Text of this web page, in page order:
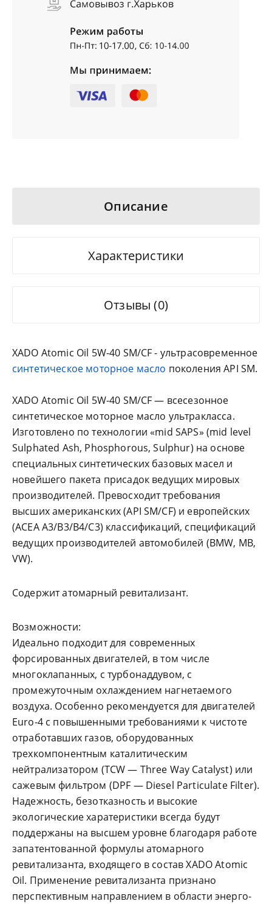
Описание
Характеристики
Отзывы (0)
XADO Atomic Oil 5W-40 SM/CF - ультрасовременное
синтетическое моторное масло поколения API SM.
XADO Atomic Oil 5W-40 SM/CF — всесезонное
синтетическое моторное масло ультракласса.
Изготовлено по технологии «mid SAPS» (mid level
Sulphated Ash, Phosphorous, Sulphur) на основе
специальных синтетических базовых масел и
новейшего пакета присадок ведущих мировых
производителей. Превосходит требования
высших американских (API SМ/CF) и европейских
(ACEA A3/B3/B4/С3) классификаций, спецификаций
ведущих производителей автомобилей (BMW, MB,
VW).
Содержит атомарный ревитализант.
Возможности:
Идеально подходит для современных
форсированных двигателей, в том числе
многоклапанных, с турбонаддувом, с
промежуточным охлаждением нагнетаемого
воздуха. Особенно рекомендуется для двигателей
Euro-4 c повышенными требованиями к чистоте
отработавших газов, оборудованных
трехкомпонентным каталитическим
нейтрализатором (TCW — Three Way Catalyst) или
сажевым фильтром (DPF — Diesel Particulate Filter).
Надежность, безотказность и высокие
экологические харатеристики всегда будут
поддержаны на высшем уровне благодаря работе
запатентованной формулы атомарного
ревитализанта, входящего в состав XADO Atomic
Oil. Применение ревитализанта признано
перспективным направлением в области энерго-